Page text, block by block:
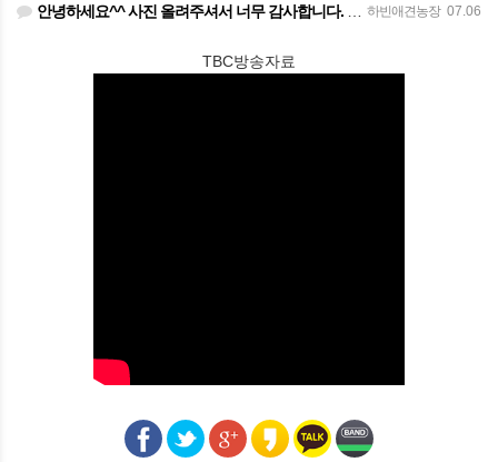
하빈애견농장 07.06
안녕하세요^^ 사진 올려주셔서 너무 감사합니다. 강아지도 너무 행복해보이네요 늘 행복하시길 바랍니다! 감사합…
TBC방송자료